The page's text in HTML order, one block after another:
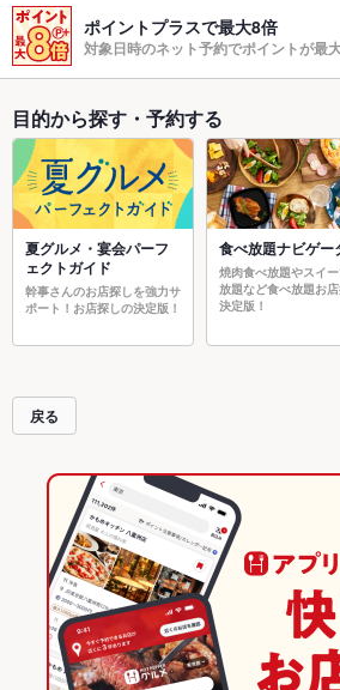
ポイントプラスで最大8倍
対象日時のネット予約でポイントが最
目的から探す・予約する
夏グルメ・宴会パーフ
ェクトガイド
幹事さんのお店探しを強力サ
ポート！お店探しの決定版！
食べ放題ナビゲー
焼肉食べ放題やスイ
放題など食べ放題お
決定版！
戻る